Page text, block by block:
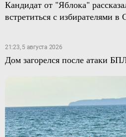
Кандидат от "Яблока"
встретиться с избирателями в
21:23, 5 августа 2026
Дом загорелся после атаки